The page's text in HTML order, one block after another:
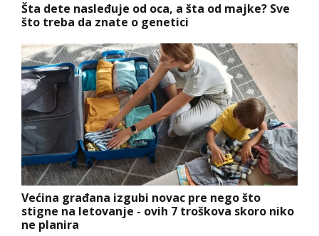
Šta dete nasleđuje od oca, a šta od majke? Sve
što treba da znate o genetici
Većina građana izgubi novac pre nego što
stigne na letovanje - ovih 7 troškova skoro niko
ne planira